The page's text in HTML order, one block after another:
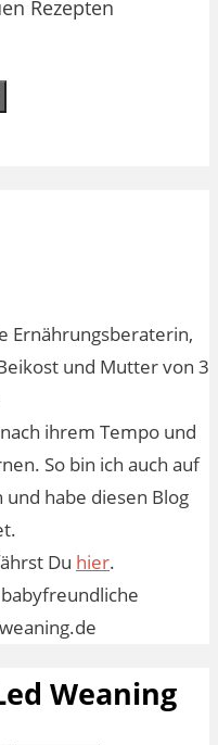
Rezepten
Ernährungsberaterin,
und Mutter von 3
ihrem Tempo und
So bin ich auch auf
habe diesen Blog
Du hier.
Weaning